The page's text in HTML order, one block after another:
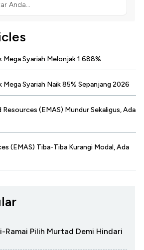
Anda...
Mega Syariah Melonjak 1.688%
Mega Syariah Naik 85% Sepanjang 2026
Resources (EMAS) Mundur Sekaligus, Ada
(EMAS) Tiba-Tiba Kurangi Modal, Ada
Ramai Pilih Murtad Demi Hindari